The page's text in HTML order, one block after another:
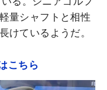
量シャフトと相性
けているようだ。
こちら